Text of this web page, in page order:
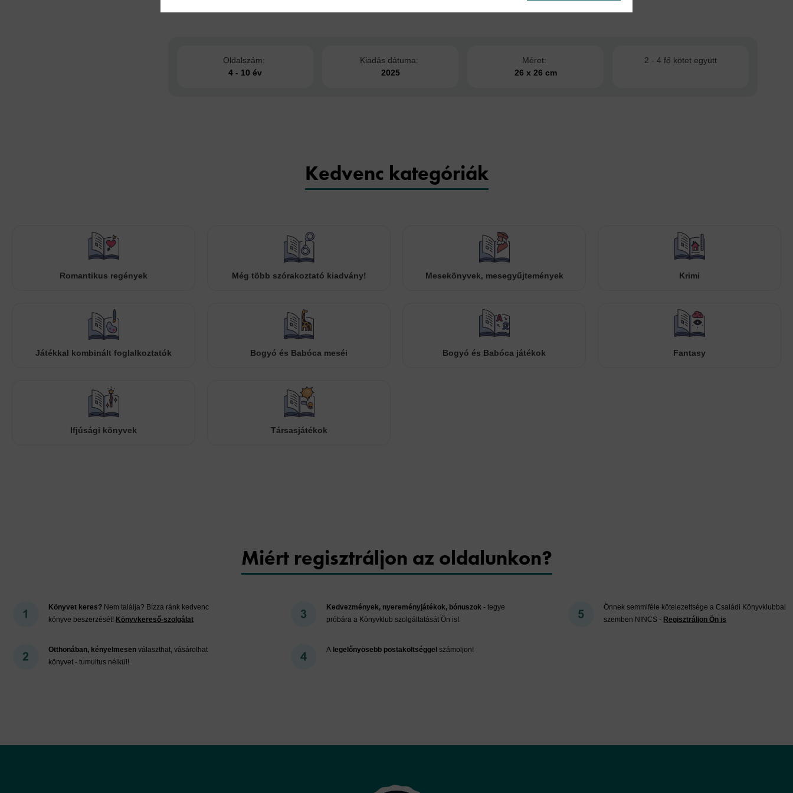
Oldalszám:
4 - 10 év
Kiadás dátuma:
2025
Méret:
26 x 26 cm
2 - 4 fő kötet együtt
Kedvenc kategóriák
Romantikus regények Még több szórakoztató kiadvány! Mesekönyvek, mesegyűjtemények Krimi
Játékkal kombinált foglalkoztatók Bogyó és Babóca meséi Bogyó és Babóca játékok Fantasy
Ifjúsági könyvek Társasjátékok
Miért regisztráljon az oldalunkon?
Könyvet keres? Nem találja? Bízza ránk kedvenc
könyve beszerzését! Könyvkereső-szolgálat
Otthonában, kényelmesen választhat, vásárolhat
könyvet - tumultus nélkül!
Kedvezmények, nyereményjátékok, bónuszok - tegye
próbára a Könyvklub szolgáltatását Ön is!
A legelőnyösebb postaköltséggelszámoljon!
Önnek semmiféle kötelezettsége a Családi Könyvklubbal
szemben NINCS - Regisztráljon Ön is